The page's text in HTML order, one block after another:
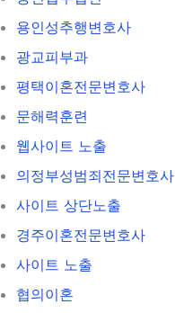
용인성추행변호사
광교피부과
평택이혼전문변호사
문해력훈련
웹사이트 노출
의정부성범죄전문변호사
사이트 상단노출
경주이혼전문변호사
사이트 노출
협의이혼